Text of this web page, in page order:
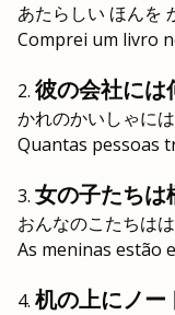
あたらしい ほんを
Comprei um livro
彼の会社には
かれのかいしゃに
Quantas pessoas
女の子たちは
おんなのこたちは
As meninas estão
机の上にノー